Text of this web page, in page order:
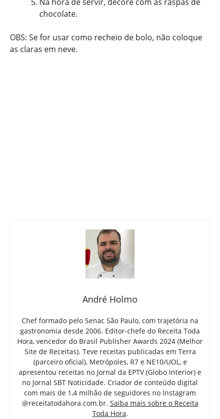
chocolate.
OBS: Se for usar como recheio de bolo, não coloque
as claras em neve.
André Holmo
Chef formado pelo Senac São Paulo, com trajetória na
gastronomia desde 2006. Editor-chefe do Receita Toda
Hora, vencedor do Brasil Publisher Awards 2024 (Melhor
Site de Receitas). Teve receitas publicadas em Terra
(parceiro oficial), Metrópoles, R7 e NE10/UOL, e
apresentou receitas no Jornal da EPTV (Globo Interior) e
no Jornal SBT Noticidade. Criador de conteúdo digital
com mais de 1,4 milhão de seguidores no Instagram
@receitatodahora.com.br. Saiba mais sobre o Receita
Toda Hora.